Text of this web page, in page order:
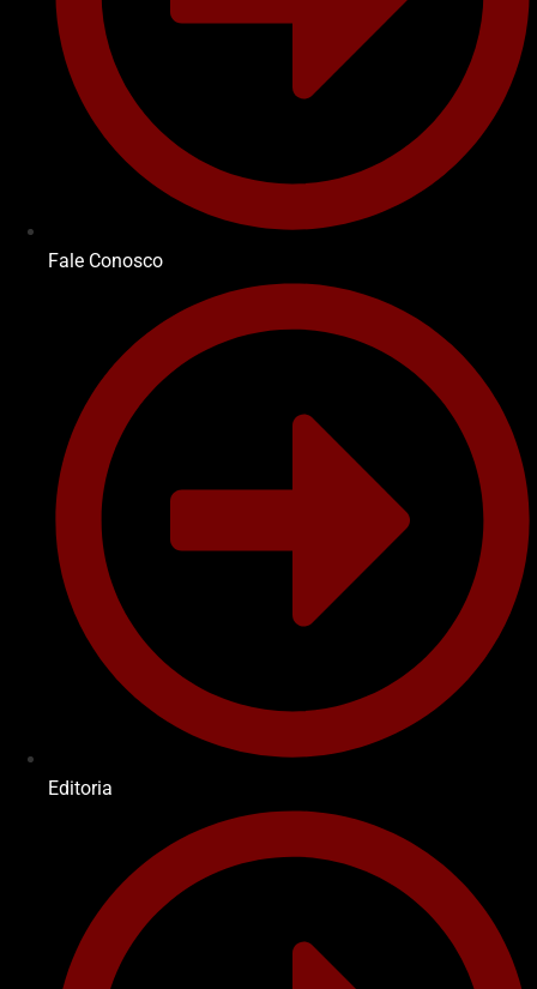
Fale Conosco
Editoria